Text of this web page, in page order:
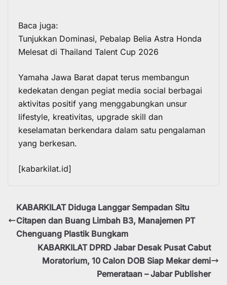
Baca juga:
Tunjukkan Dominasi, Pebalap Belia Astra Honda
Melesat di Thailand Talent Cup 2026
Yamaha Jawa Barat dapat terus membangun
kedekatan dengan pegiat media social berbagai
aktivitas positif yang menggabungkan unsur
lifestyle, kreativitas, upgrade skill dan
keselamatan berkendara dalam satu pengalaman
yang berkesan.
[kabarkilat.id]
KABARKILAT Diduga Langgar Sempadan Situ
Citapen dan Buang Limbah B3, Manajemen PT
Chenguang Plastik Bungkam
KABARKILAT DPRD Jabar Desak Pusat Cabut
Moratorium, 10 Calon DOB Siap Mekar demi
Pemerataan – Jabar Publisher